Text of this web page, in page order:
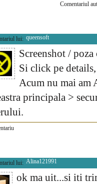
Comentariul
lui: queensoft
Screenshot / poza
Si click pe
Acum nu mai am
principala >
lui: Alina121991
ok ma uit...si iti